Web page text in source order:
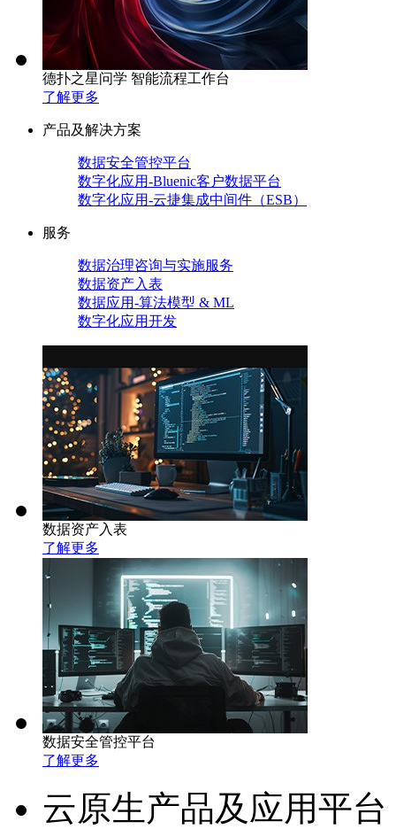
德扑之星问学 智能流程工作台
了解更多
产品及解决方案
数据安全管控平台
数字化应用-Bluenic客户数据平台
数字化应用-云捷集成中间件（ESB）
服务
数据治理咨询与实施服务
数据资产入表
数据应用-算法模型 & ML
数字化应用开发
数据资产入表
了解更多
数据安全管控平台
了解更多
云原生产品及应用平台